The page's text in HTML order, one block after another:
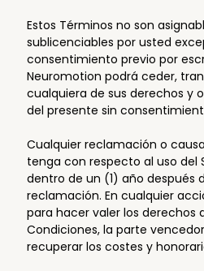
Estos Términos no son
sublicenciables por usted
consentimiento previo por
Neuromotion podrá ceder,
cualquiera de sus derechos y
del presente sin
Cualquier reclamación o
tenga con respecto al uso del
dentro de un (1) año después
reclamación. En cualquier
para hacer valer los derechos
Condiciones, la parte
recuperar los costes y